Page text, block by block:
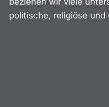
politische, religiöse